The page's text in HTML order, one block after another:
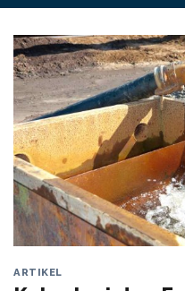
ARTIKEL